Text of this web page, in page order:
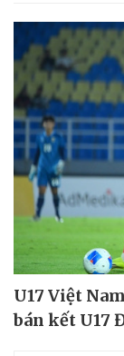
U17 Việt
bán kết U17